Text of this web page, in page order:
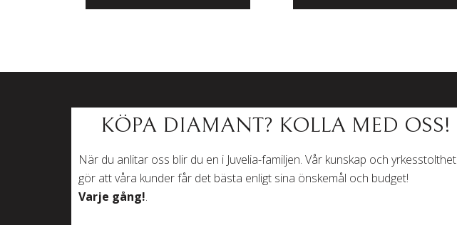
KÖPA DIAMANT? KOLLA MED OSS!
När du anlitar oss blir du en i Juvelia-familjen. Vår kunskap och yrkesstolthet
gör att våra kunder får det bästa enligt sina önskemål och budget!
Varje gång!.